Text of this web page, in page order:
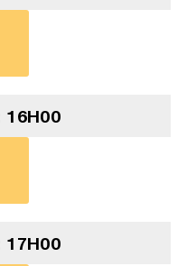
16H00
17H00